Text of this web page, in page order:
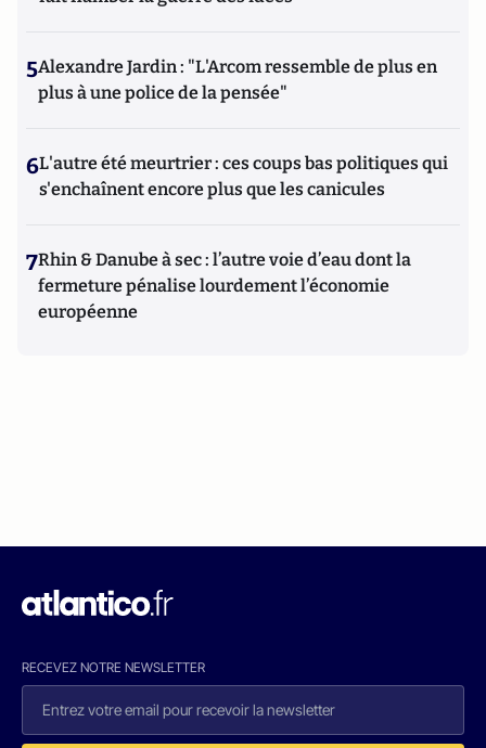
5Alexandre Jardin : "L'Arcom ressemble de plus en
plus à une police de la pensée"
6L'autre été meurtrier : ces coups bas politiques qui
s'enchaînent encore plus que les canicules
7Rhin & Danube à sec : l’autre voie d’eau dont la
fermeture pénalise lourdement l’économie
européenne
RECEVEZ NOTRE NEWSLETTER